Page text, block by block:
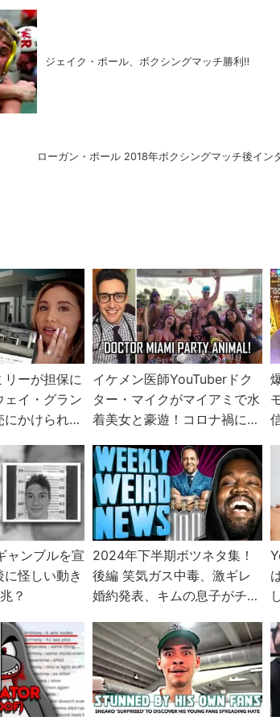
ジェイク・ポール、ボクシングマッチ勝利‼
ローガン・ポール 2018年ボクシングマッチ後イン
ーが担保に
ェイ・グラン
にかけられ
イケメン医師YouTuberドク
ター・マイクがマイアミで水
着美女と豪遊！コロナ禍にお
ャンブルを宣
怪しい動き
？
2024年下半期ボツネタ集！
後編 笑気ガス中毒、激ギレ
婚約発表、キムの息子がチャ